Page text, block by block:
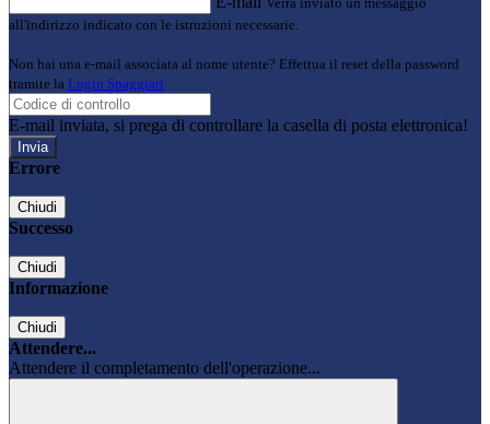
all'indirizzo indicato con le istruzioni necessarie.
Non hai una e-mail associata al nome utente? Effettua il reset della password
tramite la Login Spaggiari
E-mail inviata, si prega di controllare la casella di posta elettronica!
Errore
Chiudi
Successo
Chiudi
Informazione
Chiudi
Attendere...
Attendere il completamento dell'operazione...